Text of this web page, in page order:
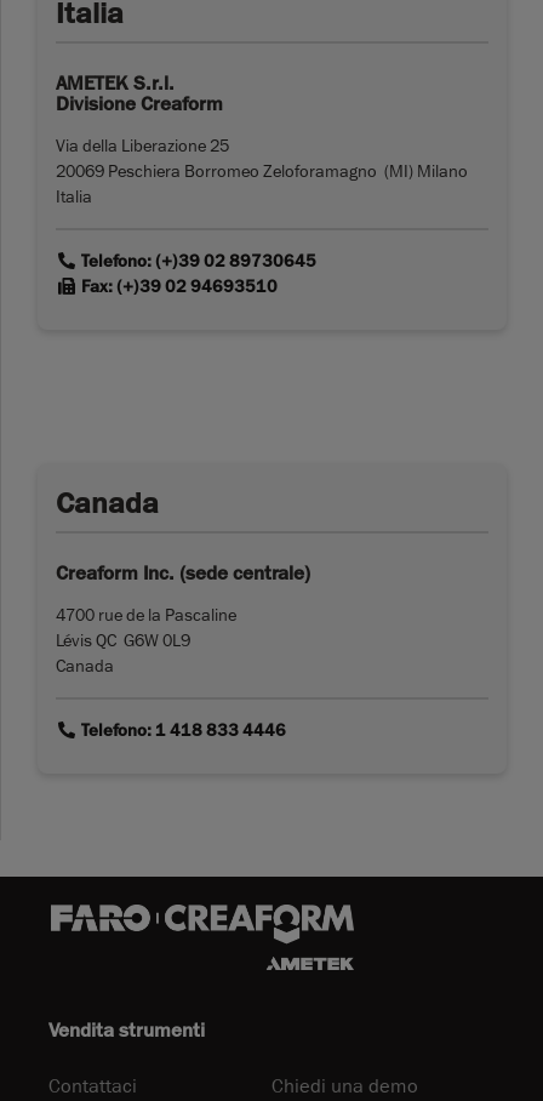
Italia
AMETEK S.r.l.
Divisione Creaform
Via della Liberazione 25
20069 Peschiera Borromeo Zeloforamagno (MI) Milano
Italia
linkTelefono: (+)39 02 89730645
linkFax: (+)39 02 94693510
Canada
Creaform Inc. (sede centrale)
4700 rue de la Pascaline
Lévis QC G6W 0L9
Canada
linkTelefono: 1 418 833 4446
Vendita strumenti
Contattaci Chiedi una demo